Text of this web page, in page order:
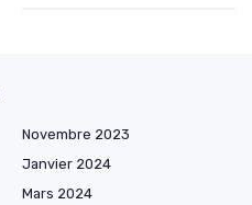
Novembre 2023
Janvier 2024
Mars 2024